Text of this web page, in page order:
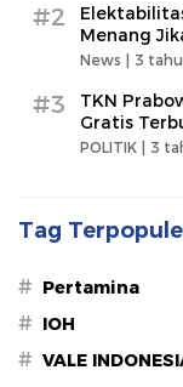
#2
Menang
News | 3
#3
TKN
Gratis
POLITIK | 3
Tag
# Pertamina
# IOH
# VALE